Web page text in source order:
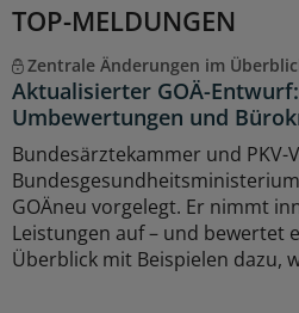
TOP-MELDUNGEN
Zentrale Änderungen im
Aktualisierter GOÄ-
Umbewertungen und
Bundesärztekammer und PKV-
GOÄneu vorgelegt. Er nimmt
Leistungen auf – und bewertet
Überblick mit Beispielen dazu,